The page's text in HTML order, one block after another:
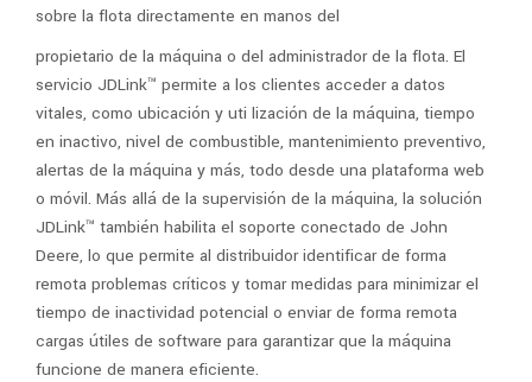
sobre la flota directamente en manos del
propietario de la máquina o del administrador de la flota. El
servicio JDLink™ permite a los clientes acceder a datos
vitales, como ubicación y uti lización de la máquina, tiempo
en inactivo, nivel de combustible, mantenimiento preventivo,
alertas de la máquina y más, todo desde una plataforma web
o móvil. Más allá de la supervisión de la máquina, la solución
JDLink™ también habilita el soporte conectado de John
Deere, lo que permite al distribuidor identificar de forma
remota problemas críticos y tomar medidas para minimizar el
tiempo de inactividad potencial o enviar de forma remota
cargas útiles de software para garantizar que la máquina
funcione de manera eficiente.